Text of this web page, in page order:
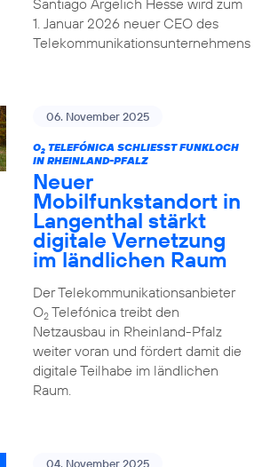
Santiago Argelich Hesse wird zum
1. Januar 2026 neuer CEO des
Telekommunikationsunternehmens
06. November 2025
O2TELEFÓNICA SCHLIESST FUNKLOCH I
N RHEINLAND-PFALZ
Neuer
Mobilfunkstandort in
Langenthal stärkt
digitale Vernetzung
im ländlichen Raum
Der Telekommunikationsanbieter
O2Telefónica treibt den
Netzausbau in Rheinland-Pfalz
weiter voran und fördert damit die
digitale Teilhabe im ländlichen
Raum.
04. November 2025